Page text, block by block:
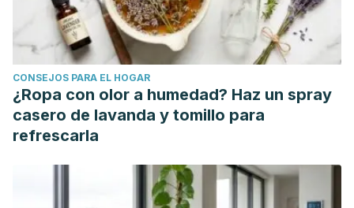
CONSEJOS PARA EL HOGAR
¿Ropa con olor a humedad? Haz un spray
casero de lavanda y tomillo para
refrescarla